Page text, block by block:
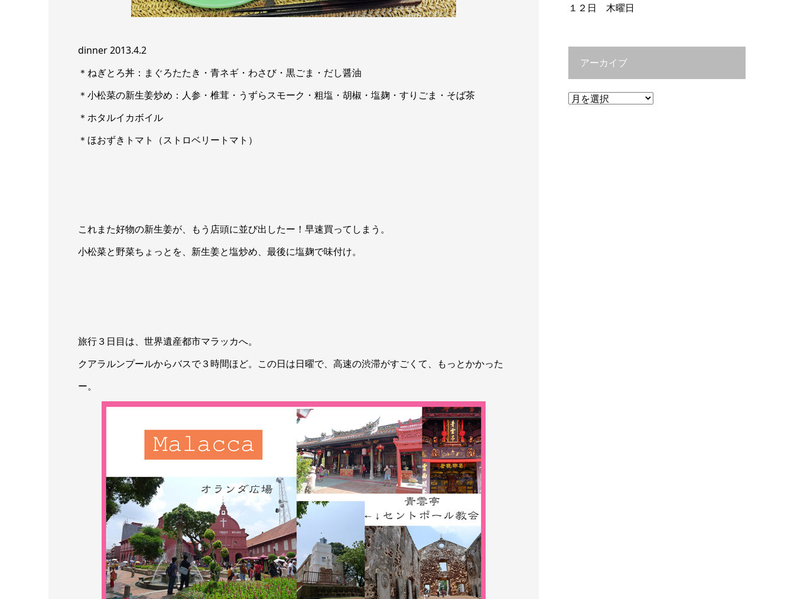
dinner 2013.4.2
＊ねぎとろ丼：まぐろたたき・青ネギ・わさび・黒ごま・だし醤油
＊小松菜の新生姜炒め：人参・椎茸・うずらスモーク・粗塩・胡椒・塩麹・すりごま・そば茶
＊ホタルイカボイル
＊ほおずきトマト（ストロベリートマト）
これまた好物の新生姜が、もう店頭に並び出したー！早速買ってしまう。
小松菜と野菜ちょっとを、新生姜と塩炒め、最後に塩麹で味付け。
旅行３日目は、世界遺産都市マラッカへ。
クアラルンプールからバスで３時間ほど。この日は日曜で、高速の渋滞がすごくて、もっとかかった
ー。
１２日 木曜日
アーカイブ